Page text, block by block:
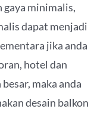
gaya minimalis,
dapat menjadi
jika anda
hotel dan
maka anda
desain balkon